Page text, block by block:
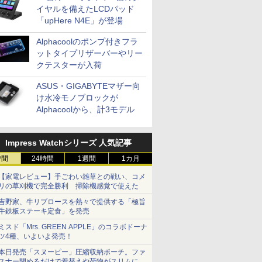
イヤルを備えたLCDパッド
「upHere N4E」が登場
Alphacoolのポンプ付きフラ
ットタイプリザーバーやリー
クテスターが入荷
ASUS・GIGABYTEマザー向
け水冷モノブロックが
Alphacoolから、計3モデル
Impress Watchシリーズ 人気記事
24時間 1週間 1カ月
家電レビュー】手ごわい雑草との戦い、コメ
の草刈機で完全勝利 掃除機感覚で使えた
野家、牛リブロースを熱々で提供する「極旨
鉄板ステーキ定食」を発売
スド「Mrs. GREEN APPLE」のコラボドーナ
4種、いよいよ発売！
日発売「スヌーピー」圧縮収納ポーチ。ファ